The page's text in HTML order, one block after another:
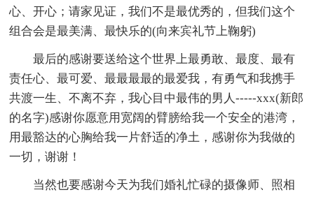
心、开心；请家见证，我们不是最优秀的，但我们这个
组合会是最美满、最快乐的(向来宾礼节上鞠躬)
最后的感谢要送给这个世界上最勇敢、最度、最有
责任心、最可爱、最最最最的最爱我，有勇气和我携手
共渡一生、不离不弃，我心目中最伟的男人-----xxx(新郎
的名字)感谢你愿意用宽阔的臂膀给我一个安全的港湾，
用最豁达的心胸给我一片舒适的净土，感谢你为我做的
一切，谢谢！
当然也要感谢今天为我们婚礼忙碌的摄像师、照相